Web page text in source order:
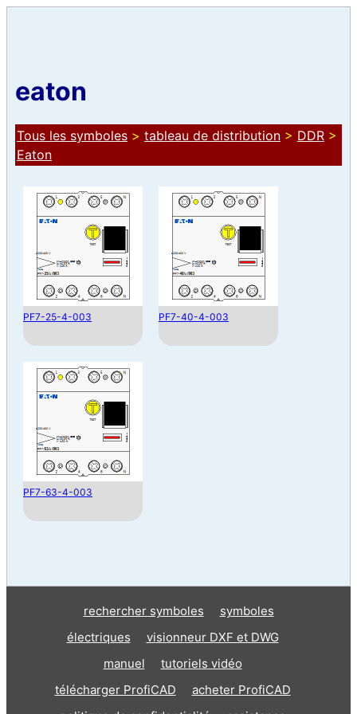
eaton
Tous les symboles > tableau de distribution > DDR >
Eaton
PF7-25-4-003 PF7-40-4-003
PF7-63-4-003
rechercher symboles
symboles
électriques
visionneur DXF et DWG
manuel
tutoriels vidéo
télécharger ProfiCAD
acheter ProfiCAD